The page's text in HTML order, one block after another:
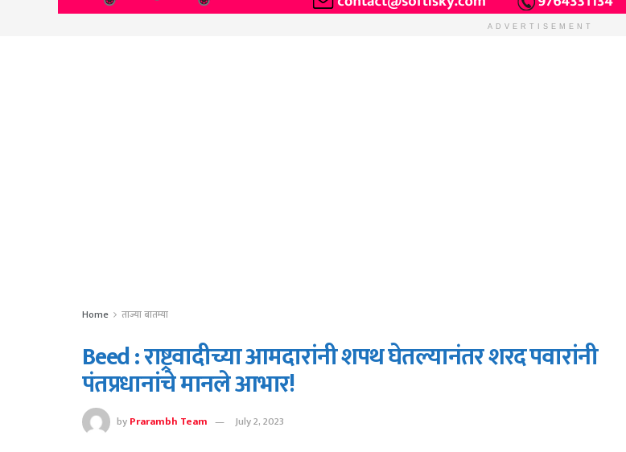
ADVERTISEMENT
Home ताज्या बातम्या
Beed : राष्ट्रवादीच्या आमदारांनी शपथ घेतल्यानंतर शरद पवारांनी
पंतप्रधानांचे मानले आभार!
byPrarambh Team July 2, 2023